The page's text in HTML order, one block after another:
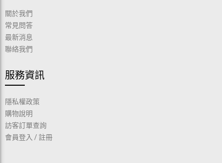
關於我們
常見問答
最新消息
聯絡我們
服務資訊
隱私權政策
購物說明
訪客訂單查詢
會員登入 / 註冊